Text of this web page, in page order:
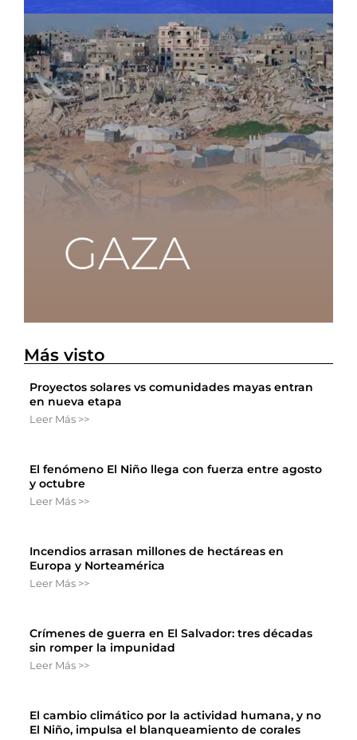
Más visto
Proyectos solares vs comunidades mayas entran
en nueva etapa
Leer Más >>
El fenómeno El Niño llega con fuerza entre agosto
y octubre
Leer Más >>
Incendios arrasan millones de hectáreas en
Europa y Norteamérica
Leer Más >>
Crímenes de guerra en El Salvador: tres décadas
sin romper la impunidad
Leer Más >>
El cambio climático por la actividad humana, y no
El Niño, impulsa el blanqueamiento de corales